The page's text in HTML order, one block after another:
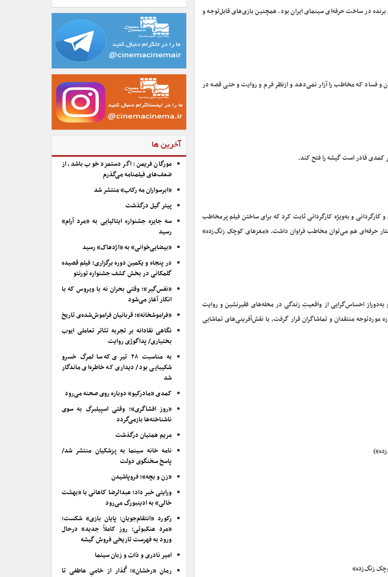
در ساخت حرفه‌ای سینمای ایران بود. همچنین بازی‌های قابل‌توجه و
که مخاطب را آزار نمی‌دهد و ازنظر فرم و روایت و حتی قصه در
کمدی قادر است گیشه را فتح کند.
و به‌ویژه کارگردانی ثابت کرد که برای ساختن فیلم پرمخاطب
حرفه‌ای هم می‌توان مخاطب فراوان داشت. «مغزهای کوچک زنگ‌زده»
احساس‌گرایی از واقعیتِ زندگی در محله‌های فقیرنشین و روایت
منتقدان و تماشاگران قرار گرفت، با نقش‌آفرینی‌های تماشایی
زنگ‌زده»
آخرین ها
مورگان فریمن: اگر دستمزد خوب باشد، از
ضعف‌های فیلمنامه می‌گذرم
«ابرسواران مه رکاب» منتشر شد
پیتر گیل درگذشت
سه جایزه جشنواره ایتالیایی به «مرد آرام»
رسید
«بیضایی‌خوانی» به «اژدهاک» رسید
در پنجاه و یکمین دوره برگزاری؛ فیلم قصیده
گلمکانی در بخش کشف جشنواره تورنتو
«نفس‌گیر»؛ وقتی بحران نه با ویروس که با
انکار آغاز می‌شود
«فراموشخانه»؛ قربانیان فراموش‌شده‌ی تاریخ
نگاهی نقادانه بر تجربه تئاتر تعاملی ایوب
بختیاری/ پداگوژی روایت
به مناسبت ۲۸ تیری که سالمرگ خسرو
شکیبایی بود/ دیداری که خاطره‌ای ماندگار
شد
کمدی «مادرکیو» دوباره روی صحنه می‌رود
«روز افشاگری»؛ وقتی اسپیلبرگ به سوی
ناشناخته‌ها بازمی‌گردد
مریم همتیان درگذشت
نامه خانه سینما به پزشکیان منتشر شد/
پاسخ سخنگوی دولت
«زن و بچه»؛ فروپاشیدن
ورایتی خبر داد؛ عبدالرضا کاهانی با «بهشت
خالی» به ادینبورگ می‌رود
رکورد «انتقام‌جویان: پایان بازی» شکست؛
«مرد عنکبوتی: روز کاملاً جدید» درحال
ورود به فهرست تاریخی فروش گیشه
امیر نادری و ذات و زبان سینما
رمان «رخشان»؛ گُذار از خامیِ عاطفی تا